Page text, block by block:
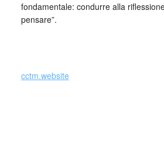
fondamentale: condurre alla
pensare”.
cctm.website